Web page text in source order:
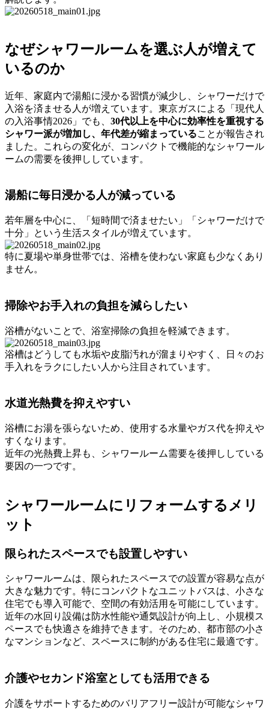
なぜシャワールームを選ぶ人が増えて
いるのか
近年、家庭内で湯船に浸かる習慣が減少し、シャワーだけで
入浴を済ませる人が増えています。東京ガスによる「現代人
の入浴事情2026」でも、 30代以上を中心に効率性を重視する
シャワー派が増加し、年代差が縮まっていることが報告され
ました。これらの変化が、コンパクトで機能的なシャワール
ームの需要を後押ししています。
湯船に毎日浸かる人が減っている
若年層を中心に、「短時間で済ませたい」「シャワーだけで
十分」という生活スタイルが増えています。
特に夏場や単身世帯では、浴槽を使わない家庭も少なくあり
ません。
掃除やお手入れの負担を減らしたい
浴槽がないことで、浴室掃除の負担を軽減できます。
浴槽はどうしても水垢や皮脂汚れが溜まりやすく、日々のお
手入れをラクにしたい人から注目されています。
水道光熱費を抑えやすい
浴槽にお湯を張らないため、使用する水量やガス代を抑えや
すくなります。
近年の光熱費上昇も、シャワールーム需要を後押ししている
要因の一つです。
シャワールームにリフォームするメリ
ット
限られたスペースでも設置しやすい
シャワールームは、限られたスペースでの設置が容易な点が
大きな魅力です。特にコンパクトなユニットバスは、小さな
住宅でも導入可能で、空間の有効活用を可能にしています。
近年の水回り設備は防水性能や通気設計が向上し、小規模ス
ペースでも快適さを維持できます。そのため、都市部の小さ
なマンションなど、スペースに制約がある住宅に最適です。
介護やセカンド浴室としても活用できる
介護をサポートするためのバリアフリー設計が可能なシャワ